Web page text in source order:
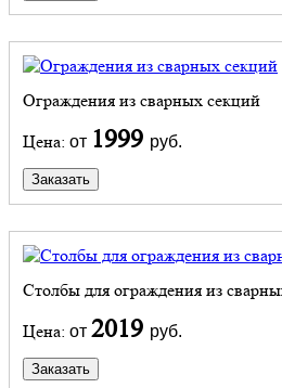
Ограждения из сварных секций
Цена: от 1999 руб.
Заказать
Столбы для ограждения из
Цена: от 2019 руб.
Заказать